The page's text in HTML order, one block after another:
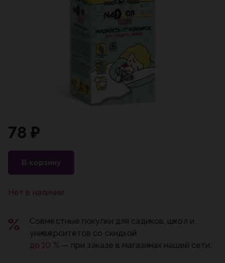
78 ₽
В корзину
Нет в наличии
Совместные покупки для садиков, школ и
университетов со скидкой
до 10 % — при заказе в магазинах нашей сети.